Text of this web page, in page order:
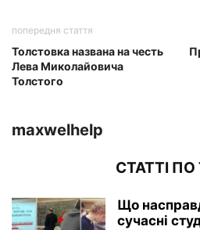
попередня стаття
Толстовка названа на честь
Лева Миколайовича
Толстого
maxwelhelp
СТАТТІ ПО
Що
сучасні